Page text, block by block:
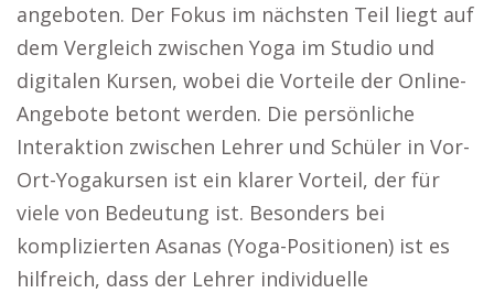
angeboten. Der Fokus im nächsten Teil liegt auf
dem Vergleich zwischen Yoga im Studio und
digitalen Kursen, wobei die Vorteile der Online-
Angebote betont werden. Die persönliche
Interaktion zwischen Lehrer und Schüler in Vor-
Ort-Yogakursen ist ein klarer Vorteil, der für
viele von Bedeutung ist. Besonders bei
komplizierten Asanas (Yoga-Positionen) ist es
hilfreich, dass der Lehrer individuelle